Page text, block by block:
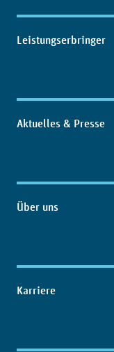
Leistungserbringer
Aktuelles & Presse
Über uns
Karriere